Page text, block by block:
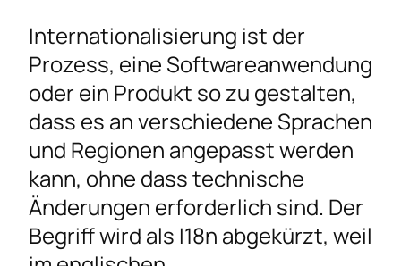
Internationalisierung ist der
Prozess, eine Softwareanwendung
oder ein Produkt so zu gestalten,
dass es an verschiedene Sprachen
und Regionen angepasst werden
kann, ohne dass technische
Änderungen erforderlich sind. Der
Begriff wird als I18n abgekürzt, weil